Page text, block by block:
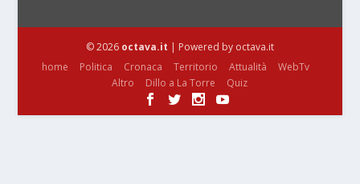
© 2026 octava.it | Powered by octava.it
home
Politica Cronaca Territorio Attualità
WebTv
Altro
Dillo a La Torre Quiz